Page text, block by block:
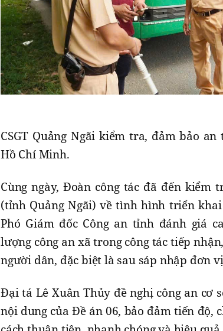
CSGT Quảng Ngãi kiểm tra, đảm bảo
Hồ Chí Minh.
Cùng ngày, Đoàn công tác đã đến kiểm
(tỉnh Quảng Ngãi) về tình hình triển
Phó Giám đốc Công an tỉnh đánh giá
lượng công an xã trong công tác tiếp
người dân, đặc biệt là sau sáp nhập đơn
Đại tá Lê Xuân Thủy đề nghị công an cơ
nội dung của Đề án 06, bảo đảm tiến độ,